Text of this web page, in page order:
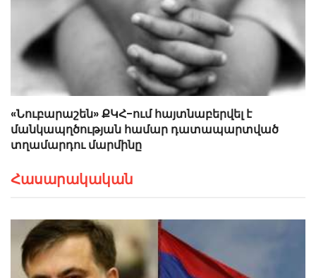
«Նուբարաշեն» ՔԿՀ-ում հայտնաբերվել է
մանկապղծության համար դատապարտված
տղամարդու մարմինը
Հասարակական